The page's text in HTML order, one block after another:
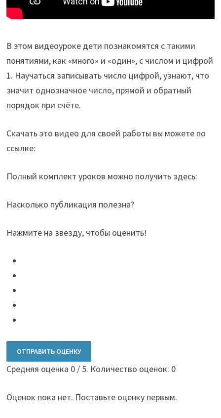
В этом видеоуроке дети познакомятся с такими
понятиями, как «много» и «один», с числом и цифрой
1. Научаться записывать число цифрой, узнают, что
значит однозначное число, прямой и обратный
порядок при счёте.
Скачать это видео для своей работы вы можете по
ссылке:
Полный комплект уроков можно получить здесь:
Насколько публикация полезна?
Нажмите на звезду, чтобы оценить!
ОТПРАВИТЬ ОЦЕНКУ
Средняя оценка 0/ 5. Количество оценок: 0
Оценок пока нет. Поставьте оценку первым.